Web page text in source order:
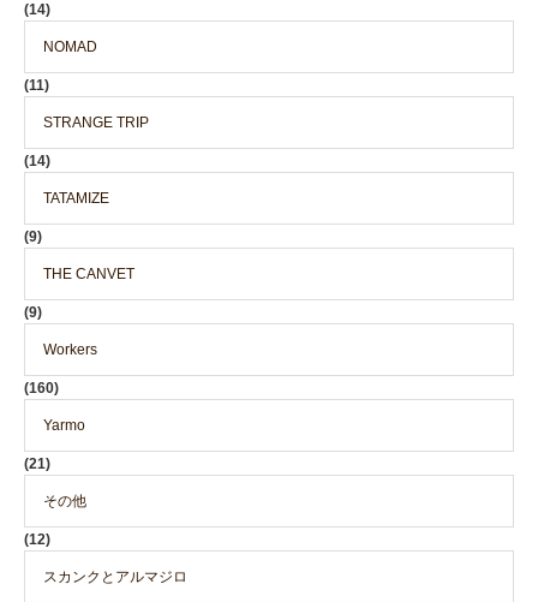
(14)
NOMAD
(11)
STRANGE TRIP
(14)
TATAMIZE
(9)
THE CANVET
(9)
Workers
(160)
Yarmo
(21)
その他
(12)
スカンクとアルマジロ